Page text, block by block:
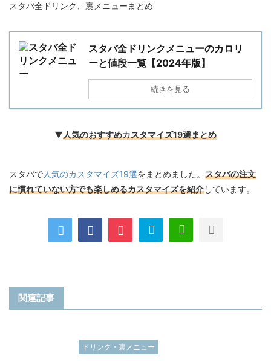
スタバ全ドリンク、裏メニューまとめ
スタバ全ドリンクメニューのカロリ
ーと値段一覧【2024年版】
続きを見る
▼人気のおすすめカスタマイズ19選まとめ
スタバで人気のカスタマイズ19選をまとめました。 スタバの注文
に慣れていない方でも楽しめるカスタマイズを紹介しています。
関連記事
ドリンク・裏メニュー